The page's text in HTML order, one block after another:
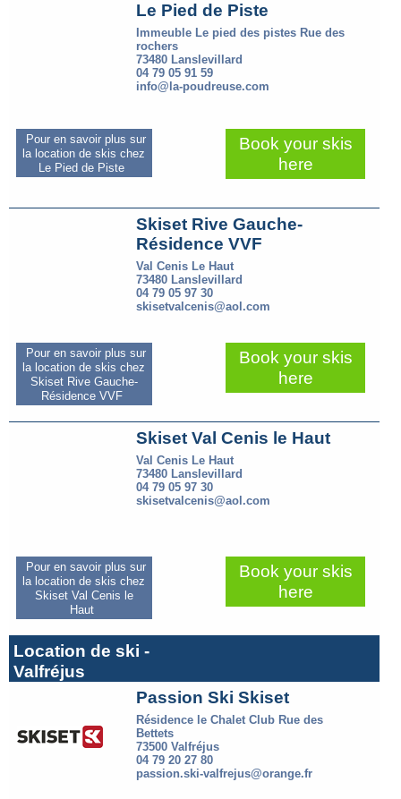
Le Pied de Piste
Immeuble Le pied des pistes Rue des
rochers
73480 Lanslevillard
04 79 05 91 59
info@la-poudreuse.com
Pour en savoir plus sur
la location de skis chez
Le Pied de Piste
Book your skis
here
Skiset Rive Gauche-
Résidence VVF
Val Cenis Le Haut
73480 Lanslevillard
04 79 05 97 30
skisetvalcenis@aol.com
Pour en savoir plus sur
la location de skis chez
Skiset Rive Gauche-
Résidence VVF
Book your skis
here
Skiset Val Cenis le Haut
Val Cenis Le Haut
73480 Lanslevillard
04 79 05 97 30
skisetvalcenis@aol.com
Pour en savoir plus sur
la location de skis chez
Skiset Val Cenis le
Haut
Book your skis
here
Location de ski -
Valfréjus
Passion Ski Skiset
Résidence le Chalet Club Rue des
Bettets
73500 Valfréjus
04 79 20 27 80
passion.ski-valfrejus@orange.fr